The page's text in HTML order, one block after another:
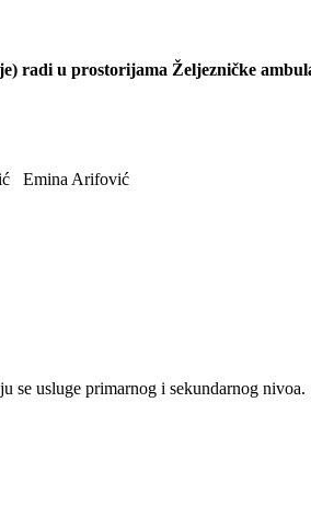
radi u prostorijama Željezničke
Emina Arifović
se usluge primarnog i sekundarnog nivoa.